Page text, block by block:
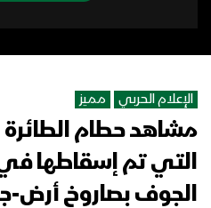
الإعلام الحربي مميز
التي تم إسقاطها
الجوف بصاروخ أرض-